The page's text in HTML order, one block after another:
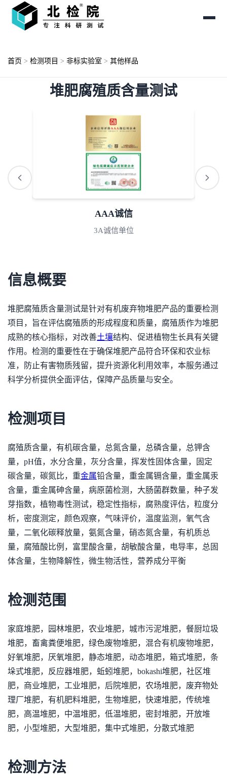
首页 > 检测项目 > 非标实验室 > 其他样品
堆肥腐殖质含量测试
AAA诚信
3A诚信单位
信息概要
堆肥腐殖质含量测试是针对有机废弃物堆肥产品的重要检测
项目，旨在评估腐殖质的形成程度和质量，腐殖质作为堆肥
成熟的核心指标，对改善土壤结构、促进植物生长具有关键
作用。检测的重要性在于确保堆肥产品符合环保和农业标
准，防止有害物质残留，提升资源化利用效率，本服务通过
科学分析提供全面评估，保障产品质量与安全。
检测项目
腐殖质含量，有机碳含量，总氮含量，总磷含量，总钾含
量，pH值，水分含量，灰分含量，挥发性固体含量，固定
碳含量，碳氮比，重金属铅含量，重金属镉含量，重金属汞
含量，重金属砷含量，病原菌检测，大肠菌群数量，种子发
芽指数，植物毒性测试，稳定性指标，腐熟度评估，粒度分
析，密度测定，颜色观察，气味评价，温度监测，氧气含
量，二氧化碳释放量，氨氮含量，硝态氮含量，有机质总
量，腐殖酸比例，富里酸含量，胡敏酸含量，电导率，总固
体含量，生物降解性，微生物活性，营养成分平衡
检测范围
家庭堆肥，园林堆肥，农业堆肥，城市污泥堆肥，餐厨垃圾
堆肥，畜禽粪便堆肥，绿色废物堆肥，混合有机废物堆肥，
好氧堆肥，厌氧堆肥，静态堆肥，动态堆肥，箱式堆肥，条
垛式堆肥，反应器堆肥，蚯蚓堆肥，bokashi堆肥，社区堆
肥，商业堆肥，工业堆肥，后院堆肥，农场堆肥，废弃物处
理厂堆肥，有机肥料堆肥，生物堆肥，快速堆肥，传统堆
肥，高温堆肥，中温堆肥，低温堆肥，密封堆肥，开放堆
肥，小型堆肥，大型堆肥，集中式堆肥，分散式堆肥
检测方法